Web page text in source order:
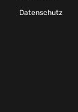
Datenschutz